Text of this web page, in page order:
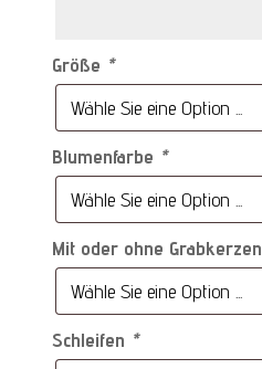
Größe *
Blumenfarbe *
Mit oder ohne Grabkerzen
Schleifen *